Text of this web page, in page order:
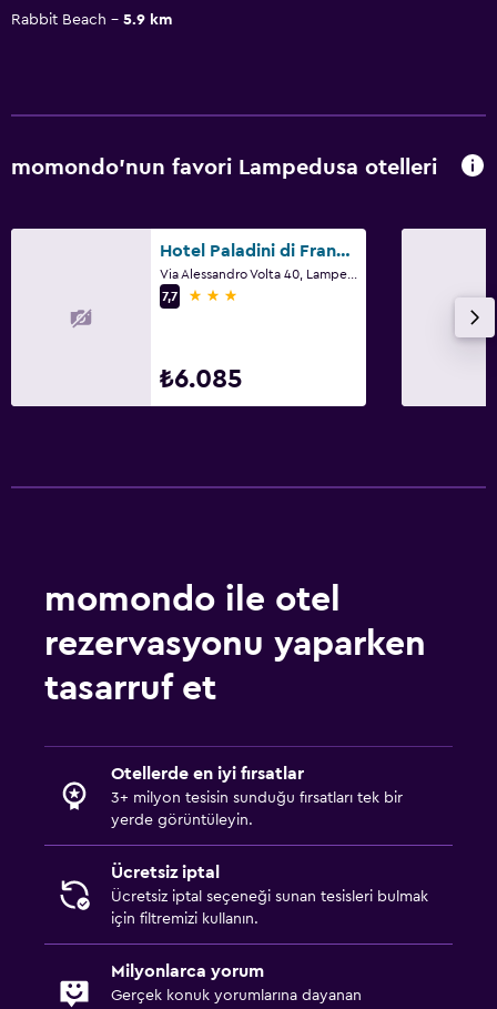
Rabbit Beach
5.9 km
momondo'nun favori Lampedusa otelleri
Hotel Paladini di Francia
7,7
3 yıldız
₺6.085
momondo ile otel
rezervasyonu yaparken
tasarruf et
Otellerde en iyi fırsatlar
3+ milyon tesisin sunduğu fırsatları tek bir
yerde görüntüleyin.
Ücretsiz iptal
Ücretsiz iptal seçeneği sunan tesisleri bulmak
için filtremizi kullanın.
Milyonlarca yorum
Gerçek konuk yorumlarına dayanan